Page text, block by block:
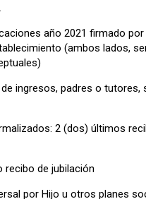
año 2021 firmado por
(ambos lados,
ingresos, padres o tutores,
2 (dos) últimos
recibo de jubilación
por Hijo u otros planes